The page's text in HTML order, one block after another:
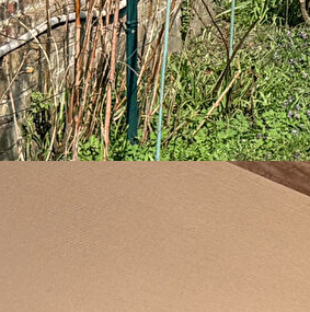
locatif.
PLEIN SUD
me joindre au
du vendeur
Nous contacter